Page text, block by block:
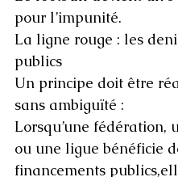
pour l’impunité.
La ligne rouge : les
publics
Un principe doit être
sans ambiguïté :
Lorsqu’une fédération,
ou une ligue bénéficie
financements